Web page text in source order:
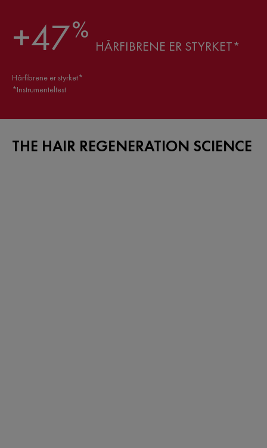
+47%
HÅRFIBRENE ER STYRKET*
Hårfibrene er styrket*
*Instrumenteltest
THE HAIR REGENERATION SCIENCE